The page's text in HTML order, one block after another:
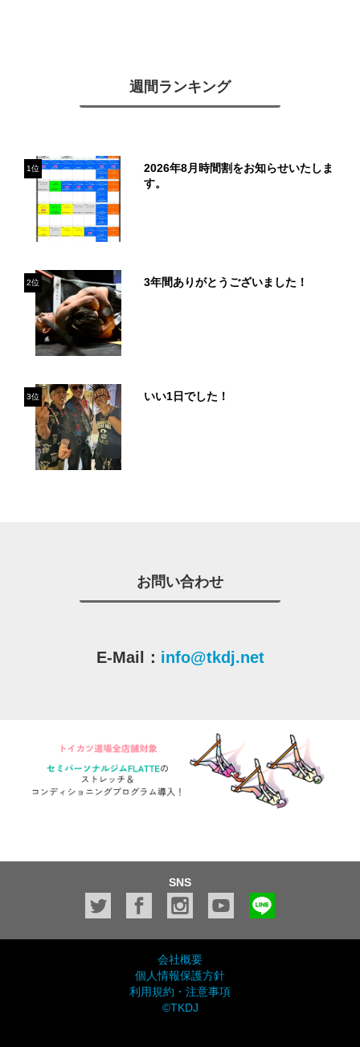
週間ランキング
1位
2026年8月時間割をお知らせいたしま
す。
2位 3年間ありがとうございました！
3位 いい1日でした！
お問い合わせ
E-Mail： info@tkdj.net
SNS
会社概要
個人情報保護方針
利用規約・注意事項
©TKDJ